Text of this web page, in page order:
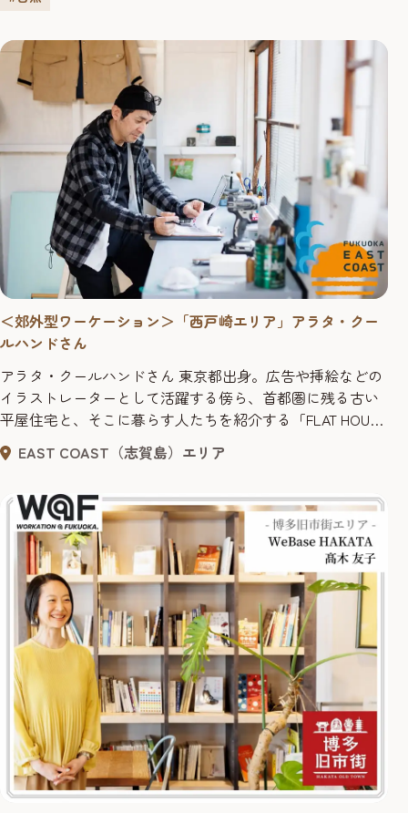
ている。 ――...
＜郊外型ワーケーション＞「西戸崎エリア」アラタ・クー
ルハンドさん
アラタ・クールハンドさん 東京都出身。広告や挿絵などの
イラストレーターとして活躍する傍ら、首都圏に残る古い
平屋住宅と、そこに暮らす人たちを紹介する「FLAT HOUSE
LIFE」を2009年に発刊。2013年には福岡市東区西戸崎に残
る平屋建ての米軍ハウスに拠点を設け、現在も東京と福岡
のプロデュースを行うほか、西戸崎の米軍ハウスを活用
し...
EAST COAST（志賀島）エリア